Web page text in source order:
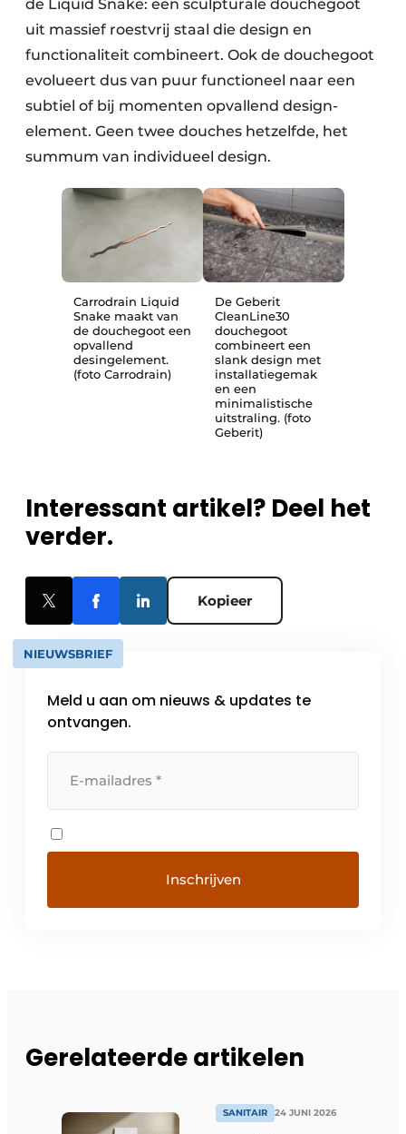
de Liquid Snake: een sculpturale douchegoot
uit massief roestvrij staal die design en
functionaliteit combineert. Ook de douchegoot
evolueert dus van puur functioneel naar een
subtiel of bij momenten opvallend design­
element. Geen twee douches hetzelfde, het
summum van individueel design.
Carrodrain Liquid
Snake maakt van
de douchegoot een
opvallend
desingelement.
(foto Carrodrain)
De Geberit
CleanLine30
douchegoot
combineert een
slank design met
installatiegemak
en een
minimalistische
uitstraling. (foto
Geberit)
Interessant artikel? Deel het
verder.
Kopieer
NIEUWSBRIEF
Meld u aan om nieuws & updates te
ontvangen.
Gerelateerde artikelen
SANITAIR 24 JUNI 2026